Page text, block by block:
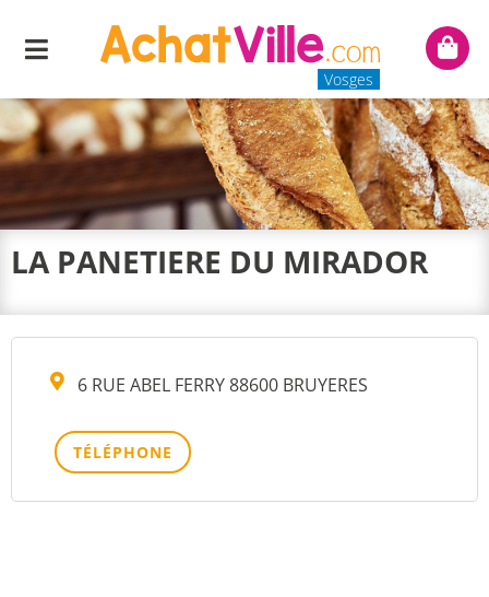
Menu
Vosges
Mon
LA PANETIERE DU MIRADOR
6 RUE ABEL FERRY 88600 BRUYERES
TÉLÉPHONE